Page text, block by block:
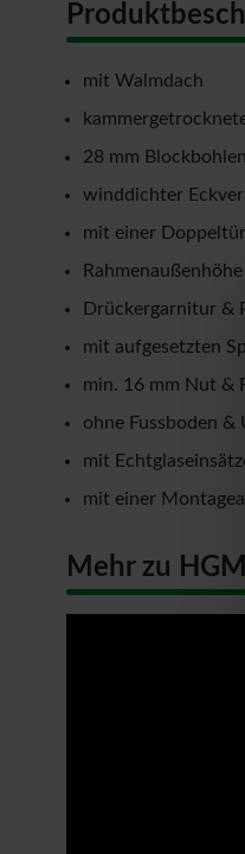
mit Walmdach
28 mm
winddichter
mit einer
Drückergarnitur &
mit aufgesetzten
min. 16 mm Nut &
ohne Fussboden &
mit
mit einer
Mehr zu